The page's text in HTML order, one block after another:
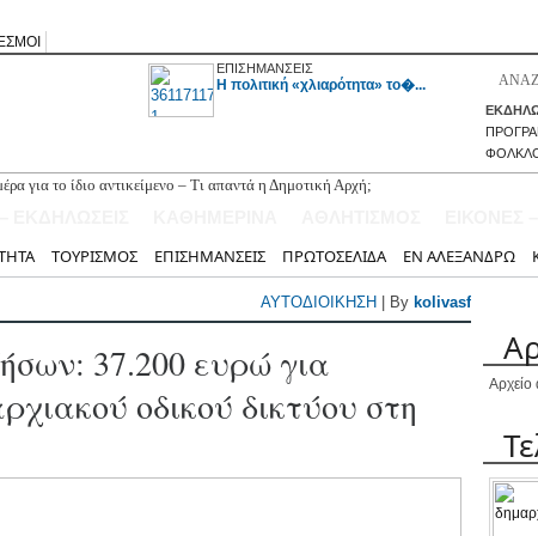
ΕΠΙΣΗΜΑΝΣΕΙΣ
H πολιτική «χλιαρότητα» το�...
για το ίδιο αντικείμενο – Τι απαντά η Δημοτική Αρχή;
μέσο Γιώργο Ορφανό
(του Ανδρέα Γεωργάκη)
ΤΟΥΡΙΣΜΟΣ ΕΠΙΣΗΜΑΝΣΕΙΣ ΠΡΩΤΟΣΕΛΙΔΑ ΕΝ ΑΛΕΞΑΝΔΡΩ
ΑΥΤΟΔΙΟΙΚΗΣΗ | By kolivasf
37.200 ευρώ για
οδικού δικτύου στη